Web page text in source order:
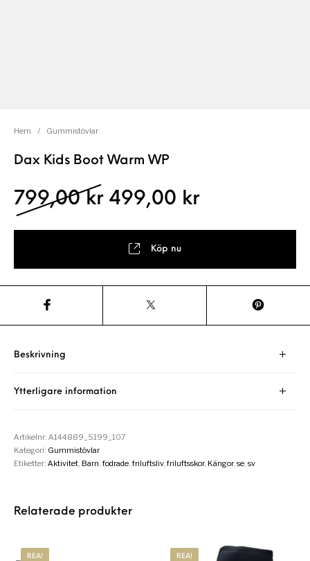
Hem / Gummistövlar
Dax Kids Boot Warm WP
799,00kr Det ursprungliga
499,00 krDet
Köp nu
Beskrivning
Ytterligare information
Artikelnr:A144889_5199_107
Kategori: Gummistövlar
Etiketter:Aktivitet Barn ,fodrade ,friluftsliv,friluftsskor, Kängor,se ,sv
Relaterade produkter
REA! REA!